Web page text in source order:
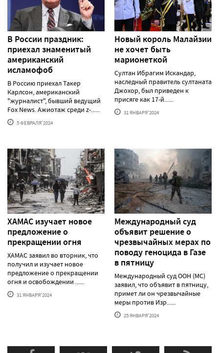
В России праздник:
приехал знаменитый
американский
исламофоб
В Россию приехал Такер
Карлсон, американский
"журналист", бывший ведущий
Fox News. Ажиотаж среди z-......
5 ФЕВРАЛЯ'2024
Новый король Малайзии
не хочет быть
марионеткой
Султан Ибрагим Искандар,
наследный правитель султаната
Джохор, был приведен к
присяге как 17-й......
31 ЯНВАРЯ'2024
ХАМАС изучает новое
предложение о
прекращении огня
ХАМАС заявил во вторник, что
получил и изучает новое
предложение о прекращении
огня и освобождении ......
31 ЯНВАРЯ'2024
Международный суд
объявит решение о
чрезвычайных мерах по
поводу геноцида в Газе
в пятницу
Международный суд ООН (МС)
заявил, что объявит в пятницу,
примет ли он чрезвычайные
меры против Изр......
25 ЯНВАРЯ'2024